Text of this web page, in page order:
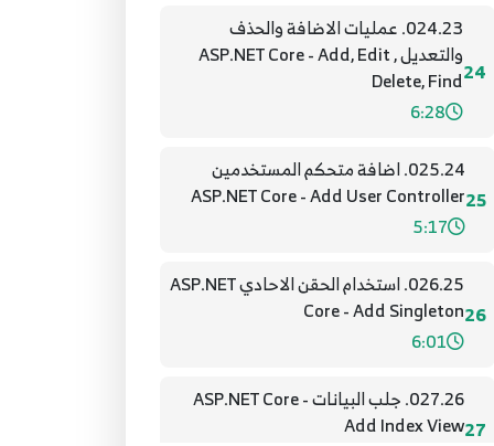
24
024.23. عمليات الاضافة والحذف
والتعديل ASP.NET Core - Add, Edit ,
Delete, Find
6:28
25
025.24. اضافة متحكم المستخدمين
ASP.NET Core - Add User Controller
5:17
26
026.25. استخدام الحقن الاحادي ASP.NET
Core - Add Singleton
6:01
27
027.26. جلب البيانات ASP.NET Core -
Add Index View